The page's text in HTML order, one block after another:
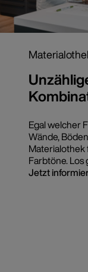
Egal welcher
Wände,
Materialothek
Farbtöne. Los
Jetzt